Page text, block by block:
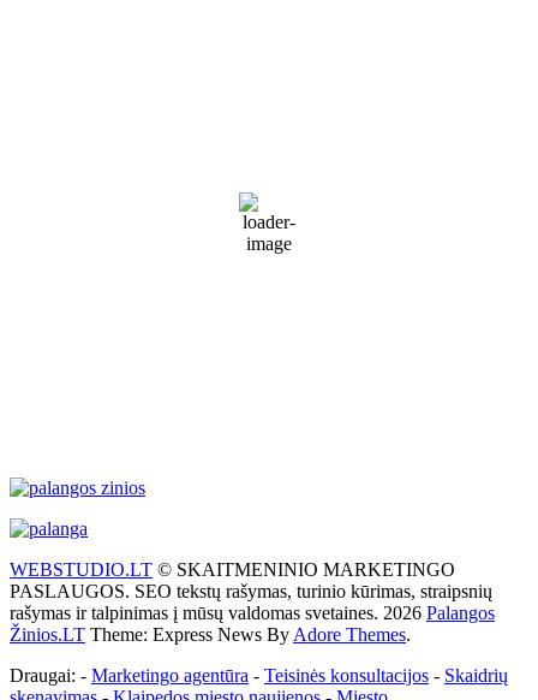
77 %
1014 mb
WEBSTUDIO.LT © SKAITMENINIO MARKETINGO
PASLAUGOS. SEO tekstų rašymas, turinio kūrimas, straipsnių
rašymas ir talpinimas į mūsų valdomas svetaines. 2026 Palangos
Žinios.LT Theme: Express News By Adore Themes.
Draugai: - Marketingo agentūra - Teisinės konsultacijos - Skaidrių